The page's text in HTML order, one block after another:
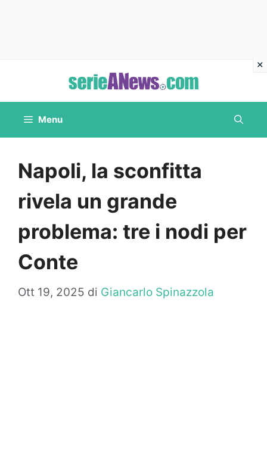
contenuto
Menu
Napoli, la sconfitta
rivela un grande
problema: tre i nodi per
Conte
Ott 19, 2025 di Giancarlo Spinazzola